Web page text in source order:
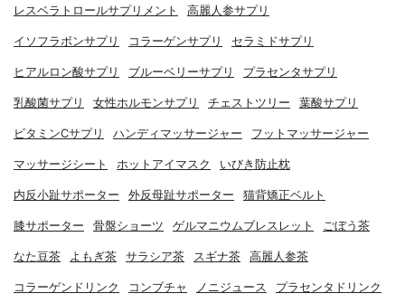
レスベラトロールサプリメント 高麗人参サプリ
イソフラボンサプリ コラーゲンサプリ セラミドサプリ
ヒアルロン酸サプリ ブルーベリーサプリ プラセンタサプリ
乳酸菌サプリ 女性ホルモンサプリ チェストツリー 葉酸サプリ
ビタミンCサプリ ハンディマッサージャー フットマッサージャー
マッサージシート ホットアイマスク いびき防止枕
内反小趾サポーター 外反母趾サポーター 猫背矯正ベルト
膝サポーター 骨盤ショーツ ゲルマニウムブレスレット ごぼう茶
なた豆茶 よもぎ茶 サラシア茶 スギナ茶 高麗人参茶
コラーゲンドリンク コンブチャ ノニジュース プラセンタドリンク